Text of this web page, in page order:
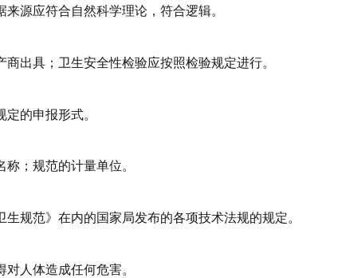
来源应符合自然科学理论，符合逻辑。
出具；卫生安全性检验应按照检验规定进行。
定的申报形式。
；规范的计量单位。
生规范》在内的国家局发布的各项技术法规的规定。
人体造成任何危害。